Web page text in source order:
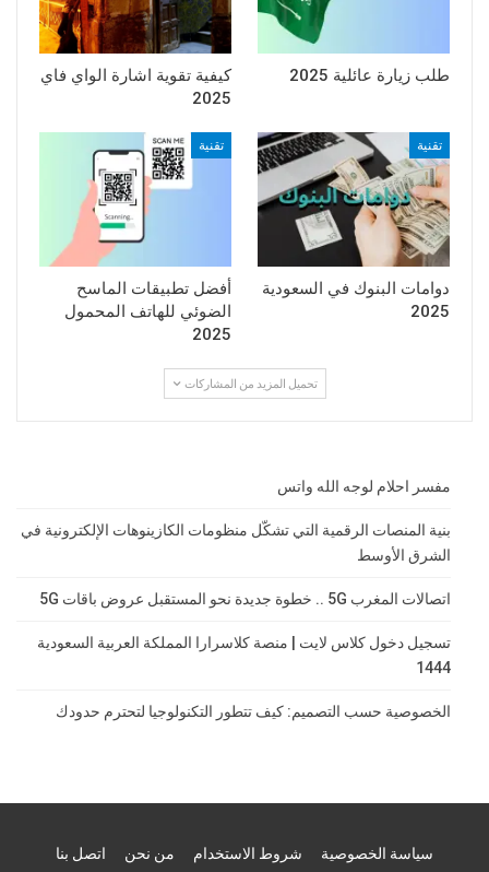
طلب زيارة عائلية 2025
كيفية تقوية اشارة الواي فاي
2025
تقنية
دوامات البنوك في السعودية
2025
تقنية
أفضل تطبيقات الماسح
الضوئي للهاتف المحمول
2025
تحميل المزيد من المشاركات
مفسر احلام لوجه الله واتس
بنية المنصات الرقمية التي تشكّل منظومات الكازينوهات الإلكترونية في
الشرق الأوسط
اتصالات المغرب 5G .. خطوة جديدة نحو المستقبل عروض باقات 5G
تسجيل دخول كلاس لايت | منصة كلاسرارا المملكة العربية السعودية
1444
الخصوصية حسب التصميم: كيف تتطور التكنولوجيا لتحترم حدودك
سياسة الخصوصية شروط الاستخدام من نحن اتصل بنا